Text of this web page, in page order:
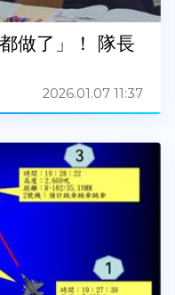
做了」！ 隊長
2026.01.07 11:37